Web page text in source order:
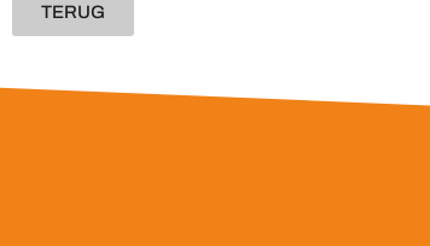
TERUG